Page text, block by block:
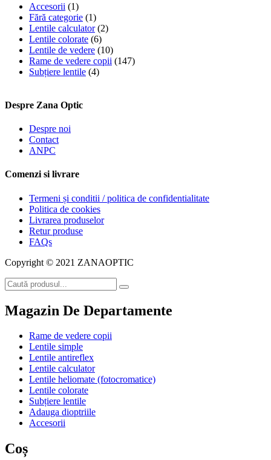
Accesorii (1)
Fără categorie (1)
Lentile calculator (2)
Lentile colorate (6)
Lentile de vedere (10)
Rame de vedere copii (147)
Subțiere lentile (4)
Despre Zana Optic
Despre noi
Contact
ANPC
Comenzi si livrare
Termeni și conditii / politica de confidentialitate
Politica de cookies
Livrarea produselor
Retur produse
FAQs
Copyright © 2021 ZANAOPTIC
Magazin De Departamente
Rame de vedere copii
Lentile simple
Lentile antireflex
Lentile calculator
Lentile heliomate (fotocromatice)
Lentile colorate
Subțiere lentile
Adauga dioptriile
Accesorii
Coș